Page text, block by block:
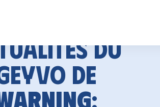
du
de
: